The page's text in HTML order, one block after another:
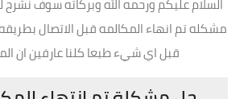
مشكله تم انهاء المكالمه قبل الاتصال
قبل اي شيء طبعا كلنا عارفين ان